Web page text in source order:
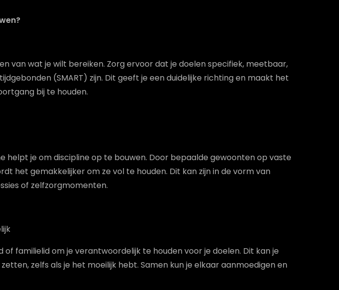
van wat je wilt bereiken. Zorg ervoor dat je doelen specifiek, meetbaar,
(SMART) zijn. Dit geeft je een duidelijke richting en maakt het
bij te houden.
helpt je om discipline op te bouwen. Door bepaalde gewoonten op vaste
het gemakkelijker om ze vol te houden. Dit kan zijn in de vorm van
of zelfzorgmomenten.
of familielid om je verantwoordelijk te houden voor je doelen. Dit kan je
zelfs als je het moeilijk hebt. Samen kun je elkaar aanmoedigen en